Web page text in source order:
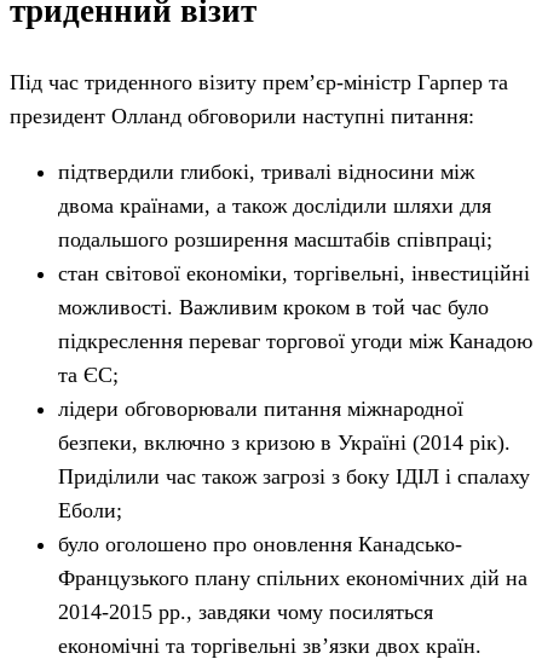
триденний візит
Під час триденного візиту прем’єр-міністр Гарпер та
президент Олланд обговорили наступні питання:
підтвердили глибокі, тривалі відносини між
двома країнами, а також дослідили шляхи для
подальшого розширення масштабів співпраці;
стан світової економіки, торгівельні, інвестиційні
можливості. Важливим кроком в той час було
підкреслення переваг торгової угоди між Канадою
та ЄС;
лідери обговорювали питання міжнародної
безпеки, включно з кризою в Україні (2014 рік).
Приділили час також загрозі з боку ІДІЛ і спалаху
Еболи;
було оголошено про оновлення Канадсько-
Французького плану спільних економічних дій на
2014-2015 рр., завдяки чому посиляться
економічні та торгівельні зв’язки двох країн.